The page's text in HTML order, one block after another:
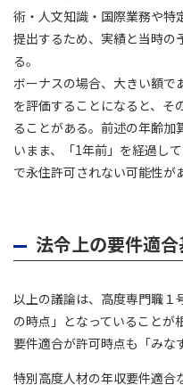
術・人文知識・国際業務や特
提出するため、実績と当時の
る。
ボーナスの場合、大きい額で
を評価することになると、そ
ることがある。前述の年齢加
いまま、「1年前」を経過し
で永住許可されない可能性が
法令上の要件適
以上の議論は、高度専門職１
の時点」となっていることが
要件適合が許可時点も「みな
特別高度人材の年収要件適合